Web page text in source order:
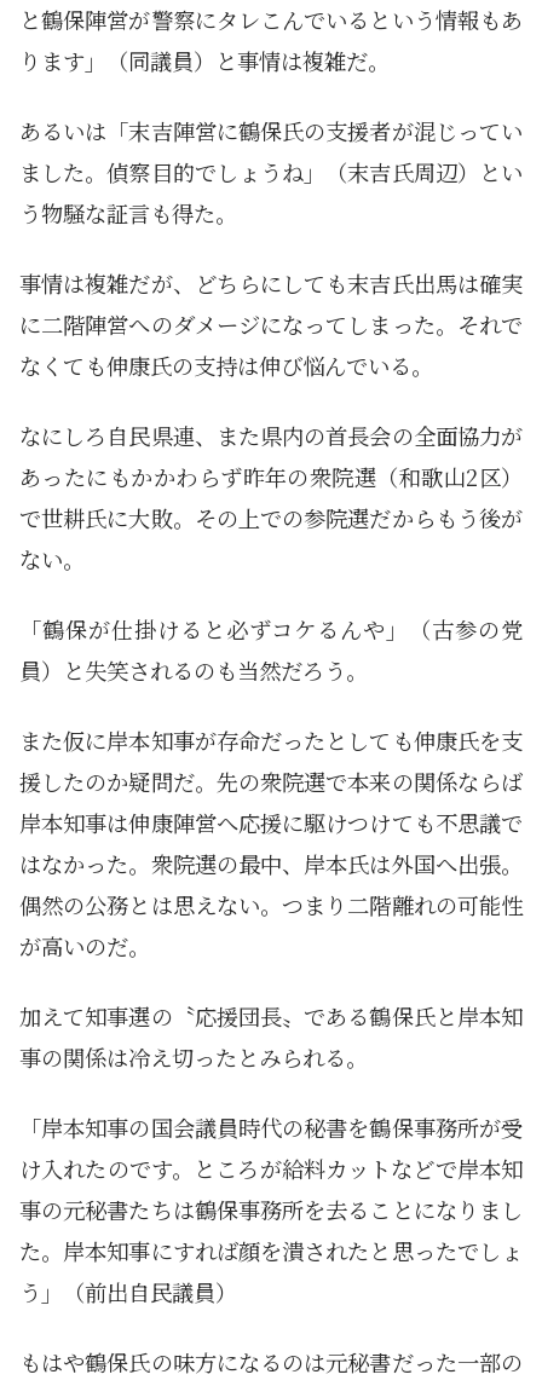
と鶴保陣営が警察にタレこんでいるという情報もあ
ります」（同議員）と事情は複雑だ。
あるいは「末吉陣営に鶴保氏の支援者が混じってい
ました。偵察目的でしょうね」（末吉氏周辺）とい
う物騒な証言も得た。
事情は複雑だが、どちらにしても末吉氏出馬は確実
に二階陣営へのダメージになってしまった。それで
なくても伸康氏の支持は伸び悩んでいる。
なにしろ自民県連、また県内の首長会の全面協力が
あったにもかかわらず昨年の衆院選（和歌山2区）
で世耕氏に大敗。その上での参院選だからもう後が
ない。
「鶴保が仕掛けると必ずコケるんや」（古参の党
員）と失笑されるのも当然だろう。
また仮に岸本知事が存命だったとしても伸康氏を支
援したのか疑問だ。先の衆院選で本来の関係ならば
岸本知事は伸康陣営へ応援に駆けつけても不思議で
はなかった。衆院選の最中、岸本氏は外国へ出張。
偶然の公務とは思えない。つまり二階離れの可能性
が高いのだ。
加えて知事選の〝応援団長〟である鶴保氏と岸本知
事の関係は冷え切ったとみられる。
「岸本知事の国会議員時代の秘書を鶴保事務所が受
け入れたのです。ところが給料カットなどで岸本知
事の元秘書たちは鶴保事務所を去ることになりまし
た。岸本知事にすれば顔を潰されたと思ったでしょ
う」（前出自民議員）
もはや鶴保氏の味方になるのは元秘書だった一部の